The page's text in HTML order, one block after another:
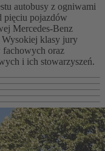
autobusy z ogniwami
pięciu pojazdów
Mercedes-Benz
Wysokiej klasy jury
fachowych oraz
i ich stowarzyszeń.